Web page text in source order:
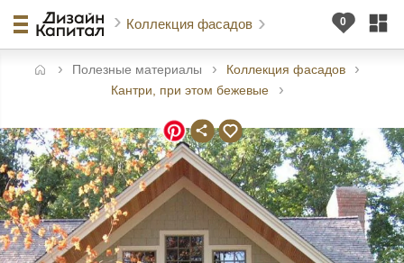
Коллекция фасадов
Полезные материалы
Коллекция фасадов
Кантри, при этом бежевые